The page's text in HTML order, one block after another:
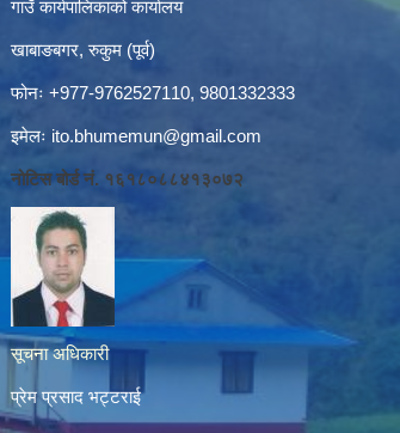
गाउँ कार्यपालिकाको कार्यालय
खाबाङबगर, रुकुम (पूर्व)
फोनः +977-9762527110, 9801332333
इमेलः ito.bhumemun@gmail.com
नोटिस बोर्ड नं. १६१८०८८४१३०७२
सूचना अधिकारी
प्रेम प्रसाद भट्टराई